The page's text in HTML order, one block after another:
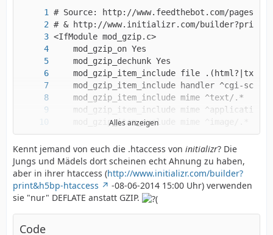
Alles anzeigen
Kennt jemand von euch die .htaccess von initializr? Die
Jungs und Mädels dort scheinen echt Ahnung zu haben,
aber in ihrer htaccess (http://www.initializr.com/builder?
print&h5bp-htaccess
-08-06-2014 15:00 Uhr) verwenden
sie "nur" DEFLATE anstatt GZIP.
Code